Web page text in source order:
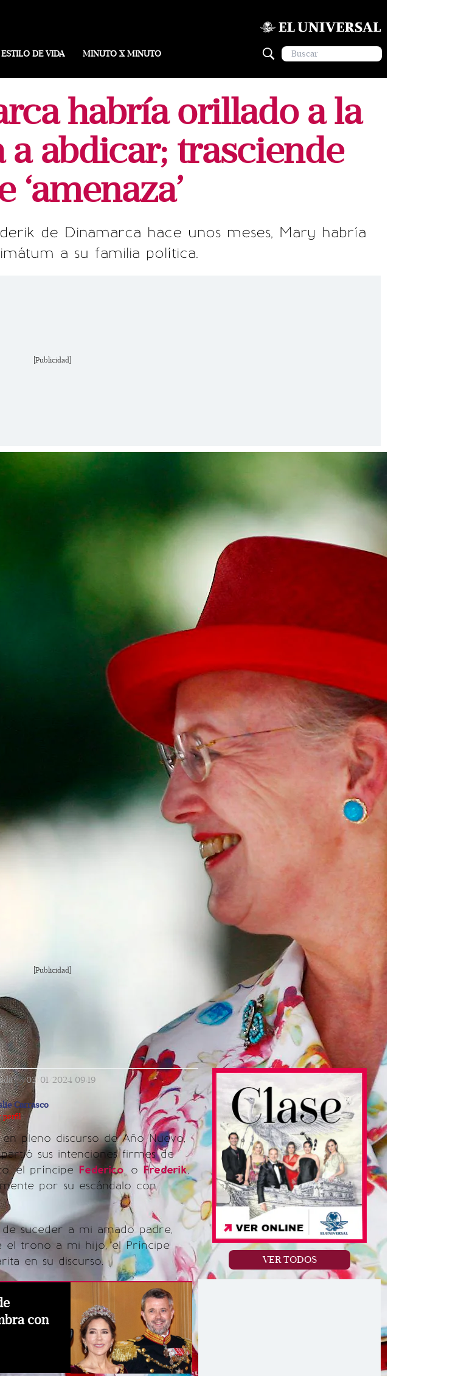
ESTILO DE VIDA MINUTO X MINUTO
habría orillado a la
abdicar; trasciende
‘amenaza’
de Dinamarca hace unos meses, Mary habría
a su familia política.
[Publicidad]
[Publicidad]
03/01/2024 09:19
Carrasco
perfil
pleno discurso de Año Nuevo,
sus intenciones firmes de
el príncipe Federico, o Frederik,
por su escándalo con
de suceder a mi amado padre,
el trono a mi hijo, el Príncipe
en su discurso.
con
VER TODOS